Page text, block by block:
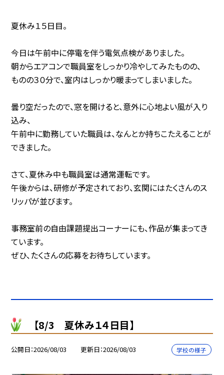
夏休み１５日目。
今日は午前中に停電を伴う電気点検がありました。
朝からエアコンで職員室をしっかり冷やしてみたものの、
ものの３０分で、室内はしっかり暖まってしまいました。
曇り空だったので、窓を開けると、意外に心地よい風が入り
込み、
午前中に勤務していた職員は、なんとか持ちこたえることが
できました。
さて、夏休み中も職員室は通常運転です。
午後からは、研修が予定されており、玄関にはたくさんのス
リッパが並びます。
事務室前の自由課題提出コーナーにも、作品が集まってき
ています。
ぜひ、たくさんの応募をお待ちしています。
【8/3 夏休み１４日目】
公開日 2026/08/03 更新日 2026/08/03 学校の様子